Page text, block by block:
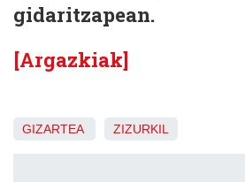
gidaritzapean.
[Argazkiak]
GIZARTEA ZIZURKIL